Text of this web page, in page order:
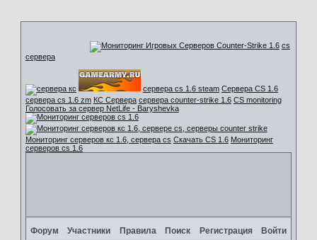
cs
сервера
сервера cs 1.6 steam Сервера CS 1.6
сервера cs 1.6 zm КС Сервера сервера counter-strike 1.6 CS monitoring
Голосовать за сервер NetLife - Baryshevka
Мониторинг серверов кс 1.6, сервера cs Скачать CS 1.6 Мониторинг
серверов cs 1.6
Форум Участники Правила Поиск Регистрация Войти